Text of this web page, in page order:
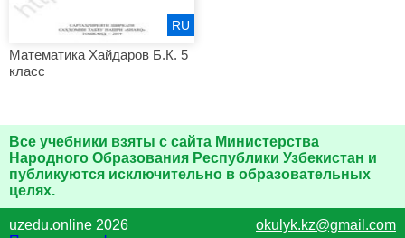
Математика Хайдаров Б.К. 5
класс
RU
Все учебники взяты с сайта Министерства
Народного Образования Республики Узбекистан и
публикуются исключительно в образовательных
целях.
uzedu.online 2026
okulyk.kz@gmail.com